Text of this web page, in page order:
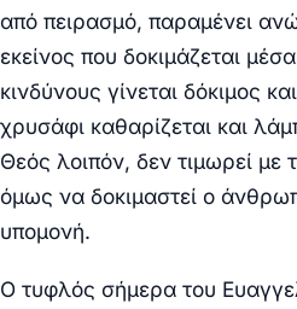
από πειρασμό, παραμένει
εκείνος που δοκιμάζεται
κινδύνους γίνεται δόκιμος
χρυσάφι καθαρίζεται και
Θεός λοιπόν, δεν τιμωρεί με
όμως να δοκιμαστεί ο
υπομονή.
Ο τυφλός σήμερα του